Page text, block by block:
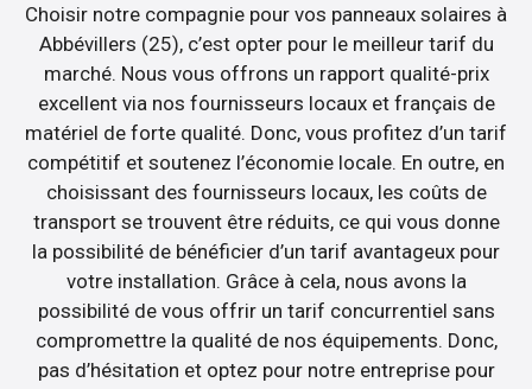
Choisir notre compagnie pour vos panneaux solaires à
Abbévillers (25), c’est opter pour le meilleur tarif du
marché. Nous vous offrons un rapport qualité-prix
excellent via nos fournisseurs locaux et français de
matériel de forte qualité. Donc, vous profitez d’un tarif
compétitif et soutenez l’économie locale. En outre, en
choisissant des fournisseurs locaux, les coûts de
transport se trouvent être réduits, ce qui vous donne
la possibilité de bénéficier d’un tarif avantageux pour
votre installation. Grâce à cela, nous avons la
possibilité de vous offrir un tarif concurrentiel sans
compromettre la qualité de nos équipements. Donc,
pas d’hésitation et optez pour notre entreprise pour